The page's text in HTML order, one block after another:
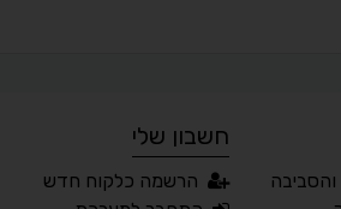
חשבון שלי
הרשמה כלקוח חדש
📖 דיסלקציה